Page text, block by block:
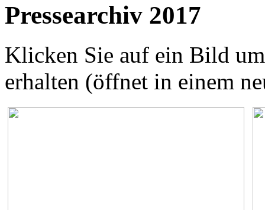
Pressearchiv 2017
Klicken Sie auf ein Bild
erhalten (öffnet in einem